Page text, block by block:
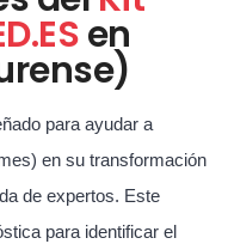
en
para ayudar a
en su transformación
de expertos. Este
para identificar el